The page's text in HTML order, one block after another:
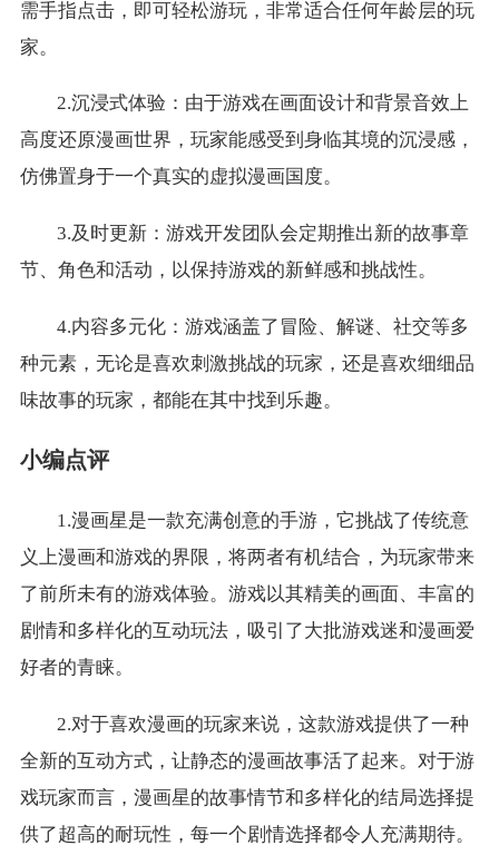
需手指点击，即可轻松游玩，非常适合任何年龄层的玩
家。
2.沉浸式体验：由于游戏在画面设计和背景音效上
高度还原漫画世界，玩家能感受到身临其境的沉浸感，
仿佛置身于一个真实的虚拟漫画国度。
3.及时更新：游戏开发团队会定期推出新的故事章
节、角色和活动，以保持游戏的新鲜感和挑战性。
4.内容多元化：游戏涵盖了冒险、解谜、社交等多
种元素，无论是喜欢刺激挑战的玩家，还是喜欢细细品
味故事的玩家，都能在其中找到乐趣。
小编点评
1.漫画星是一款充满创意的手游，它挑战了传统意
义上漫画和游戏的界限，将两者有机结合，为玩家带来
了前所未有的游戏体验。游戏以其精美的画面、丰富的
剧情和多样化的互动玩法，吸引了大批游戏迷和漫画爱
好者的青睐。
2.对于喜欢漫画的玩家来说，这款游戏提供了一种
全新的互动方式，让静态的漫画故事活了起来。对于游
戏玩家而言，漫画星的故事情节和多样化的结局选择提
供了超高的耐玩性，每一个剧情选择都令人充满期待。